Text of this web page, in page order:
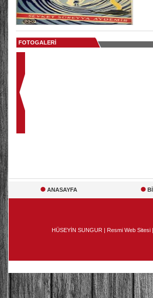
FOTOGALERİ
ANASAYFA
HÜSEYİN SUNGUR | Resmi Web